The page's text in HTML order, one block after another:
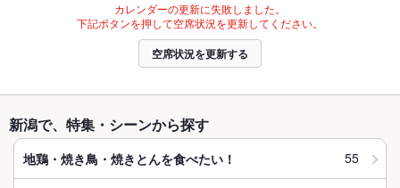
カレンダーの更新に失敗しました。
下記ボタンを押して空席状況を更新してください。
空席状況を更新する
新潟で、特集・シーンから探す
地鶏・焼き鳥・焼きとんを食べたい！ 55